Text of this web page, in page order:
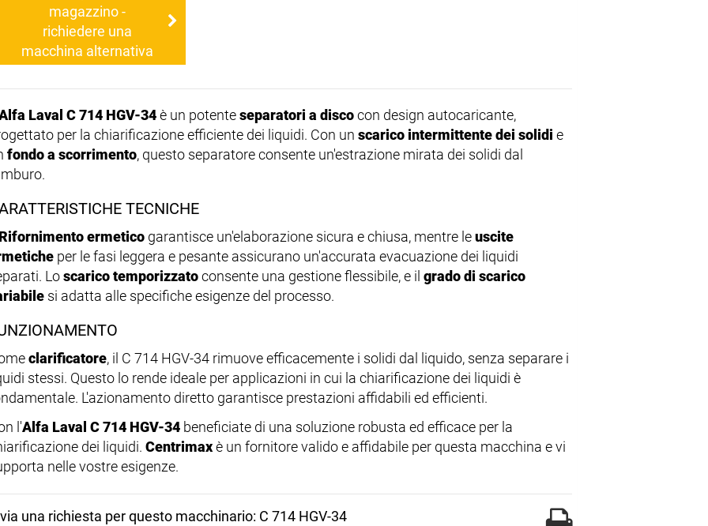
magazzino -
richiedere una
macchina alternativa
Laval C 714 HGV-34è un potenteseparatori a discocon design autocaricante,
per la chiarificazione efficiente dei liquidi. Con un scarico intermittente dei solidi e
fondo a scorrimento, questo separatore consente un'estrazione mirata dei solidi dal
TECNICHE
Rifornimento ermetico garantisce un'elaborazione sicura e chiusa, mentre leuscite
per le fasi leggera e pesante assicurano un'accurata evacuazione dei liquidi
Loscarico temporizzatoconsente una gestione flessibile, e il grado di scarico
si adatta alle specifiche esigenze del processo.
clarificatore, il C 714 HGV-34 rimuove efficacemente i solidi dal liquido, senza separare i
stessi. Questo lo rende ideale per applicazioni in cui la chiarificazione dei liquidi è
L'azionamento diretto garantisce prestazioni affidabili ed efficienti.
l'Alfa Laval C 714 HGV-34 beneficiate di una soluzione robusta ed efficace per la
dei liquidi. Centrimaxè un fornitore valido e affidabile per questa macchina e vi
nelle vostre esigenze.
una richiesta per questo macchinario: C 714 HGV-34